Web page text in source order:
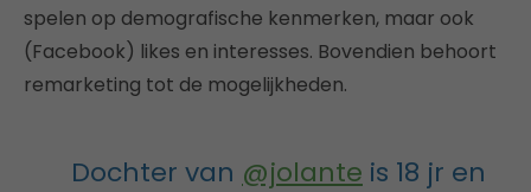
spelen op demografische kenmerken, maar ook
(Facebook) likes en interesses. Bovendien behoort
remarketing tot de mogelijkheden.
Dochter van @jolante is 18 jr en